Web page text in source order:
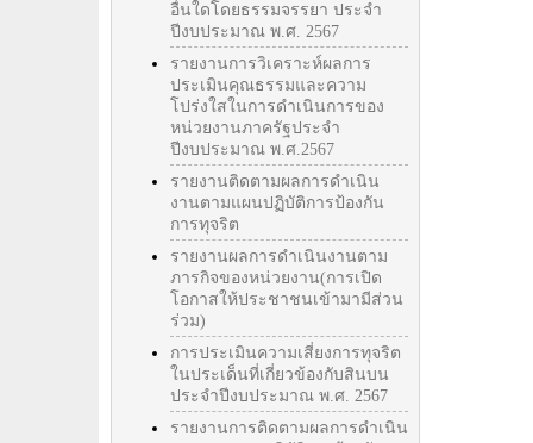
อื่นใดโดยธรรมจรรยา ประจำ
ปีงบประมาณ พ.ศ. 2567
รายงานการวิเคราะห์ผลการ
ประเมินคุณธรรมและความ
โปร่งใสในการดำเนินการของ
หน่วยงานภาครัฐประจำ
ปีงบประมาณ พ.ศ.2567
รายงานติดตามผลการดำเนิน
งานตามแผนปฏิบัติการป้องกัน
การทุจริต
รายงานผลการดำเนินงานตาม
ภารกิจของหน่วยงาน(การเปิด
โอกาสให้ประชาชนเข้ามามีส่วน
ร่วม)
การประเมินความเสี่ยงการทุจริต
ในประเด็นที่เกี่ยวข้องกับสินบน
ประจำปีงบประมาณ พ.ศ. 2567
รายงานการติดตามผลการดำเนิน